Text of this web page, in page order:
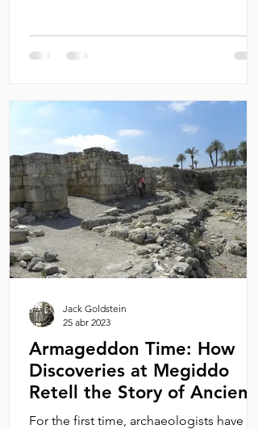
Armageddon Time: How
Discoveries at Megiddo
Retell the Story of Ancient
Israel
For the first time, archaeologists have
Jack Goldstein
25 abr 2023